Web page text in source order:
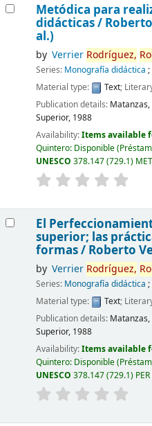
Metódica para
didácticas /
al.)
by Verrier Rodríguez,
Series: Monografía didáctica ;
Material type:
Text;
Publication details: Matanzas,
Superior, 1988
Availability:Items available
Quintero: Disponible
UNESCO 378.147 (729.1)
El
superior; las
formas / Roberto
by Verrier Rodríguez,
Series: Monografía didáctica ;
Material type:
Text;
Publication details: Matanzas,
Superior, 1988
Availability:Items available
Quintero: Disponible
UNESCO 378.147 (729.1)